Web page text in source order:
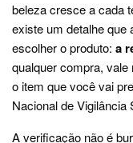
beleza cresce a cada
existe um detalhe que
escolher o produto: a
qualquer compra,
o item que você vai
Nacional de Vigilância
A verificação não é